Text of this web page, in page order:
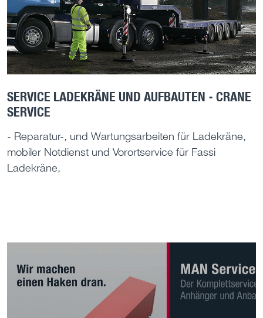
SERVICE LADEKRÄNE UND AUFBAUTEN - CRANE
SERVICE
- Reparatur-, und Wartungsarbeiten für Ladekräne,
mobiler Notdienst und Vorortservice für Fassi
Ladekräne,